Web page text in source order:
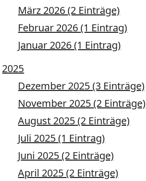
März 2026 (2 Einträge)
Februar 2026 (1 Eintrag)
Januar 2026 (1 Eintrag)
2025
Dezember 2025 (3 Einträge)
November 2025 (2 Einträge)
August 2025 (2 Einträge)
Juli 2025 (1 Eintrag)
Juni 2025 (2 Einträge)
April 2025 (2 Einträge)